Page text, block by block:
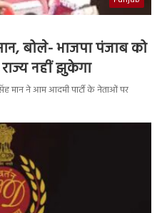
बोले- भाजपा पंजाब को
नहीं झुकेगा
मान ने आम आदमी पार्टी के नेताओं पर